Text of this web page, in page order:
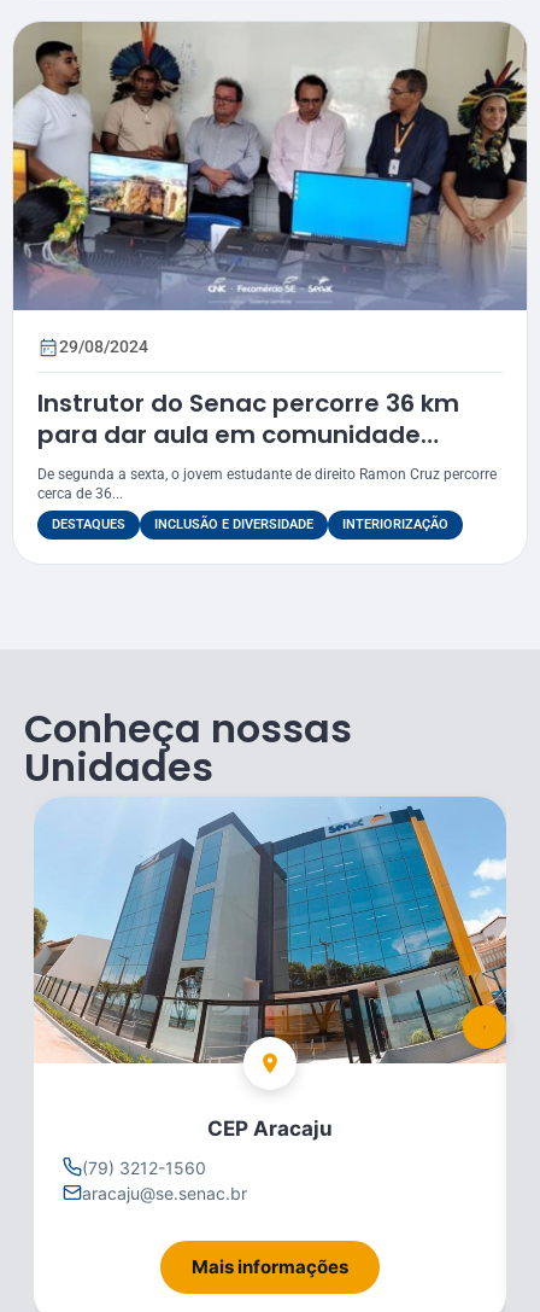
29/08/2024
Instrutor do Senac percorre 36 km
para dar aula em comunidade
indígena
De segunda a sexta, o jovem estudante de direito Ramon Cruz percorre
cerca de 36...
DESTAQUES INCLUSÃO E DIVERSIDADE INTERIORIZAÇÃO
Conheça nossas
Unidades
CEP Aracaju
(79) 3212-1560
aracaju@se.senac.br
Mais informações